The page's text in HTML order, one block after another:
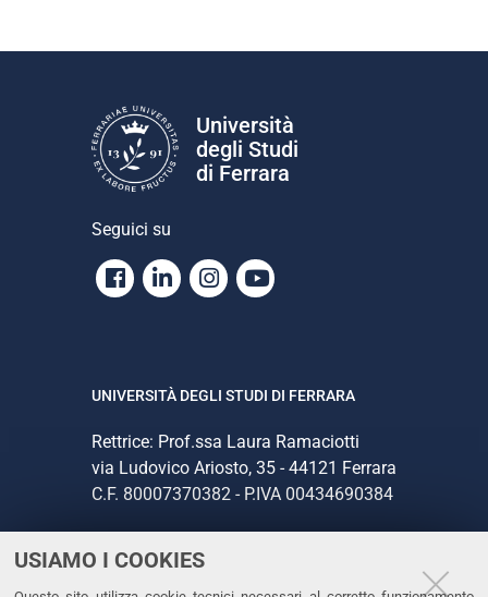
USIAMO I COOKIES
Università
degli Studi
di Ferrara
Seguici su
Facebook
LinkedinInstagram
Youtube
UNIVERSITÀ DEGLI STUDI DI FERRARA
Rettrice: Prof.ssa Laura Ramaciotti
via Ludovico Ariosto, 35 - 44121 Ferrara
C.F. 80007370382 - P.IVA 00434690384
CONTATTI